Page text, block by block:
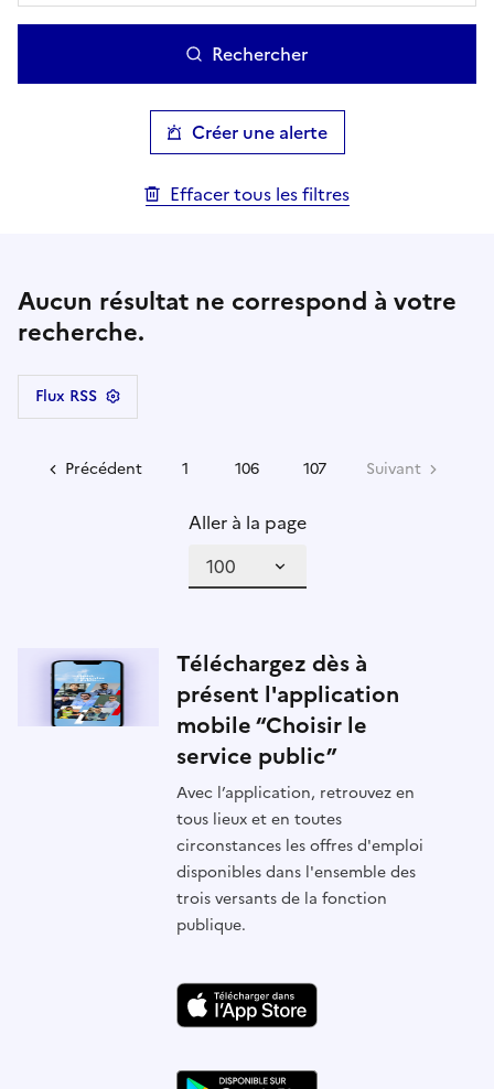
Rechercher
Créer une alerte
Effacer tous les filtres
Aucun résultat ne correspond à votre
recherche.
Flux RSS
Précédent 1 106 107 Suivant
Aller à la page
Téléchargez dès à
présent l'application
mobile “Choisir le
service public”
Avec l’application, retrouvez en
tous lieux et en toutes
circonstances les offres d'emploi
disponibles dans l'ensemble des
trois versants de la fonction
publique.